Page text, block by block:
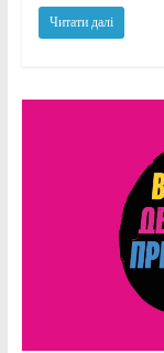
Читати далі